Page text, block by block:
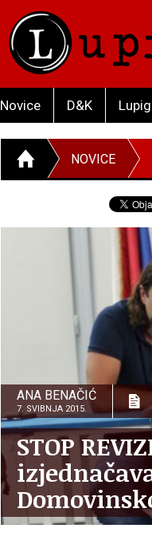
Novice D&K
NOVICE
ANA BENAČIĆ
7. SVIBNJA 2015.
STOP